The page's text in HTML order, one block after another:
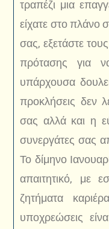
τραπέζι μια
είχατε στο πλάνο
σας, εξετάστε
πρότασης για
υπάρχουσα
προκλήσεις δεν
σας αλλά και η
συνεργάτες σας
Το δίμηνο
απαιτητικό, με
ζητήματα
υποχρεώσεις